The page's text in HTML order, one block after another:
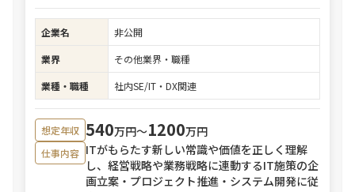
企業名
非公開
業界
その他業界・職種
業種・職種
社内SE/IT・DX関連
想定年収 540万円〜1200万円
仕事内容 ITがもらたす新しい常識や価値を正しく理解
し、経営戦略や業務戦略に連動するIT施策の企
画立案・プロジェクト推進・システム開発に従